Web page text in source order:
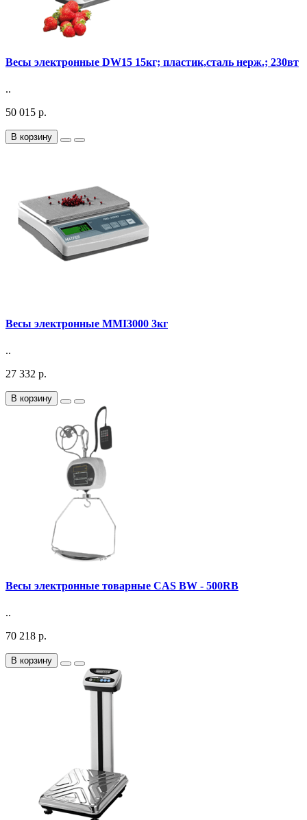
Весы электронные DW15 15кг; пластик,сталь нерж.; 230вт
..
50 015 р.
В корзину
Весы электронные MMI3000 3кг
..
27 332 р.
В корзину
Весы электронные товарные CAS BW - 500RB
..
70 218 р.
В корзину